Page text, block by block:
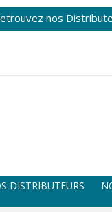
nos
DISTRIBUTEURS